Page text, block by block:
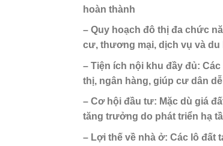
hoàn thành
– Quy hoạch đô thị đa chức
cư, thương mại, dịch vụ và
– Tiện ích nội khu đầy đủ:
thị, ngân hàng, giúp cư dân
– Cơ hội đầu tư: Mặc dù giá
tăng trưởng do phát triển hạ
– Lợi thế về nhà ở: Các lô